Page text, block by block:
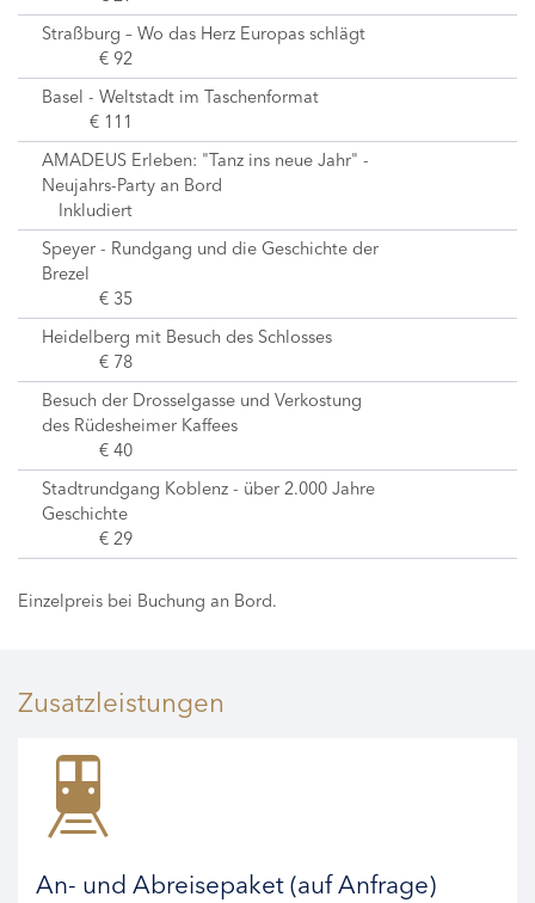
Straßburg – Wo das Herz Europas schlägt
€ 92
Basel - Weltstadt im Taschenformat
€ 111
AMADEUS Erleben: "Tanz ins neue Jahr" -
Neujahrs-Party an Bord
Inkludiert
Speyer - Rundgang und die Geschichte der
Brezel
€ 35
Heidelberg mit Besuch des Schlosses
€ 78
Besuch der Drosselgasse und Verkostung
des Rüdesheimer Kaffees
€ 40
Stadtrundgang Koblenz - über 2.000 Jahre
Geschichte
€ 29
Einzelpreis bei Buchung an Bord.
Zusatzleistungen
An- und Abreisepaket (auf Anfrage)